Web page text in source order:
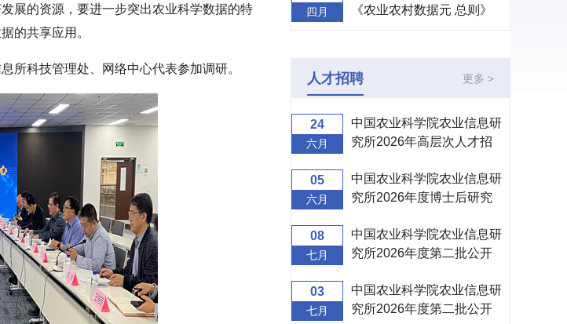
展的资源，要进一步突出农业科学数据的特
的共享应用。
所科技管理处、网络中心代表参加调研。
四月
《农业农村数据元 总则》
人才招聘 更多 >
24
六月
中国农业科学院农业信息研
究所2026年高层次人才招
05
六月
中国农业科学院农业信息研
究所2026年度博士后研究
08
七月
中国农业科学院农业信息研
究所2026年度第二批公开
03
七月
中国农业科学院农业信息研
究所2026年度第二批公开